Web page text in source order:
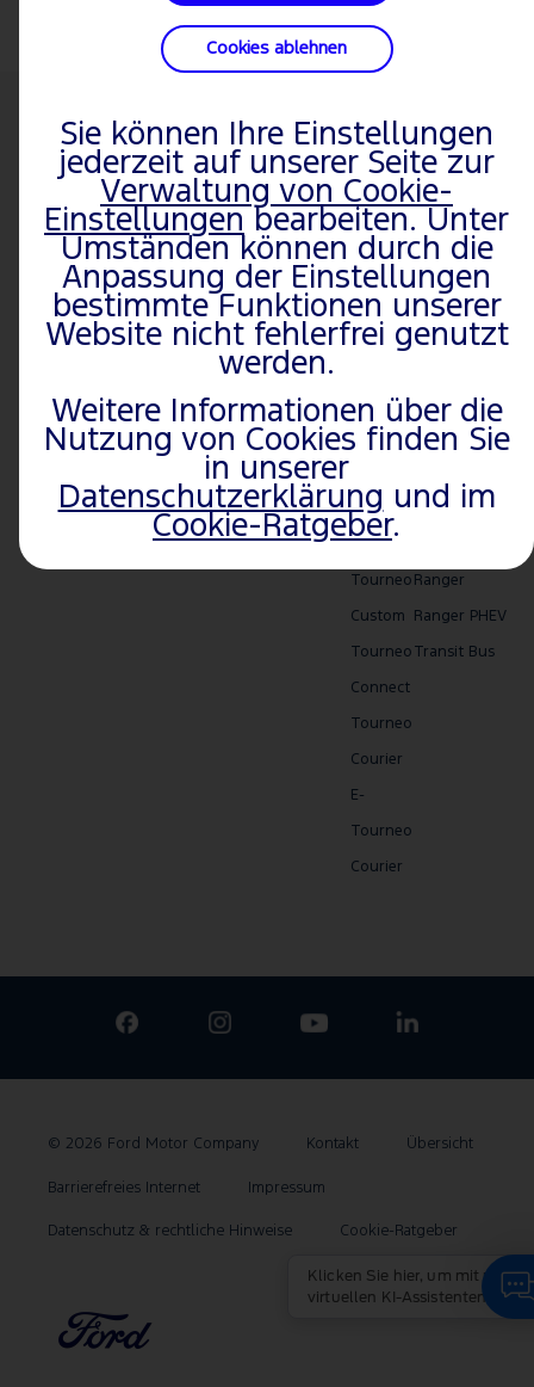
Klicken Sie hier, um mit unserem
virtuellen KI-Assistenten zu chatten.
Cookies ablehnen
Sie können Ihre Einstellungen
jederzeit auf unserer Seite zur
Verwaltung von Cookie-
Einstellungen bearbeiten. Unter
Umständen können durch die
Anpassung der Einstellungen
bestimmte Funktionen unserer
Website nicht fehlerfrei genutzt
werden.
Weitere Informationen über die
Nutzung von Cookies finden Sie
in unserer
Datenschutzerklärung und im
Cookie-Ratgeber.
FAHRZEUGE
PKW-Modelle
Nutzfahrzeuge
Kleinwagen
Hybrid- und
Elektrofahrzeuge
Vans &
Kleinbusse
SUVs
FORD
ENTDECKEN
Über Ford
Events, Highlights &
Aktuelles
Beruf & Karriere
Nachhaltigkeit
Altfahrzeugverwertung
Ford Racing
PKW
Explorer
Capri
Puma
Mustang
Puma
Kuga
Custom
E-
Tourneo
Custom
Tourneo
Connect
Tourneo
Courier
E-
Tourneo
Courier
Transit Courier
E-Transit Courier
Transit Connect
Transit Custom
E-Transit
E-Transit
Transit
Fahrgestell
Ranger
Ranger PHEV
Transit Bus
© 2026 Ford Motor Company Kontakt Übersicht
Barrierefreies Internet Impressum
Datenschutz & rechtliche Hinweise Cookie-Ratgeber